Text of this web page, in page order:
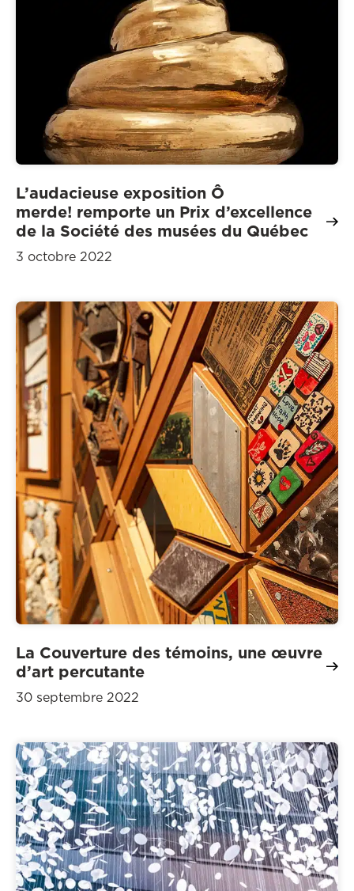
L’audacieuse exposition Ô
merde! remporte un Prix d’excellence
de la Société des musées du Québec
3 octobre 2022
La Couverture des témoins, une œuvre
d’art percutante
30 septembre 2022